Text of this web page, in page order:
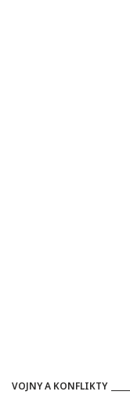
VOJNY A KONFLIKTY